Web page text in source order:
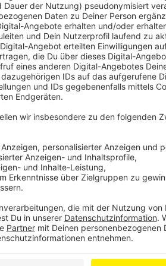
Statt bis 2025 soll der
Teil der Werkself bleiben. Palacios
Leverkusen bisher erfüllt wurden.
fast makellos. Mit 13 Punkten steht
hinter Bayern München.
Anzeige
Anzeige
Leverkusen: Baufortschritte an der
Neue Betreuungskosten für